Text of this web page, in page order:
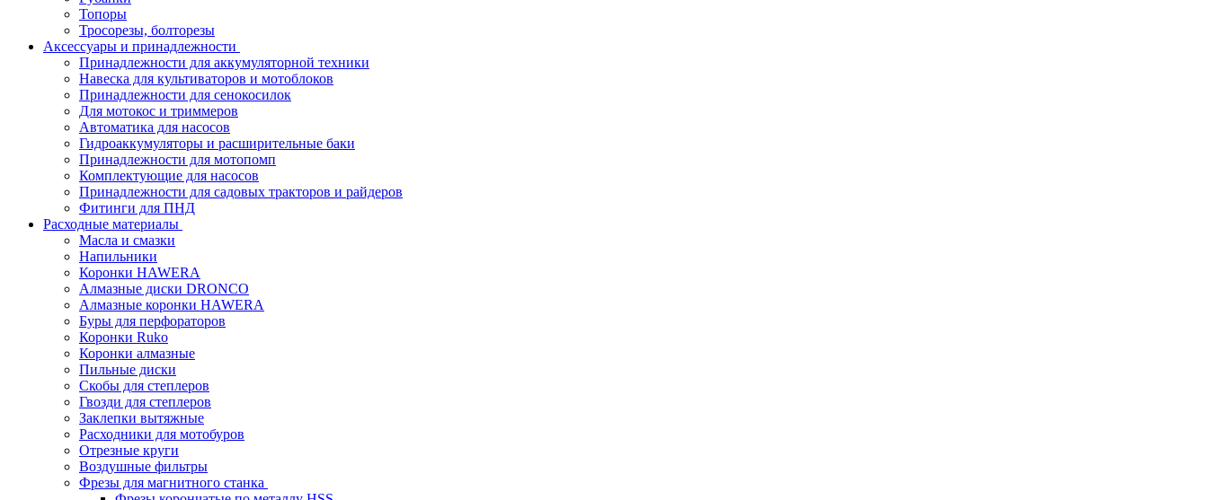
Топоры
Тросорезы, болторезы
Аксессуары и принадлежности
Принадлежности для аккумуляторной техники
Навеска для культиваторов и мотоблоков
Принадлежности для сенокосилок
Для мотокос и триммеров
Автоматика для насосов
Гидроаккумуляторы и расширительные баки
Принадлежности для мотопомп
Комплектующие для насосов
Принадлежности для садовых тракторов и райдеров
Фитинги для ПНД
Расходные материалы
Масла и смазки
Напильники
Коронки HAWERA
Алмазные диски DRONCO
Алмазные коронки HAWERA
Буры для перфораторов
Коронки Ruko
Коронки алмазные
Пильные диски
Скобы для степлеров
Гвозди для степлеров
Заклепки вытяжные
Расходники для мотобуров
Отрезные круги
Воздушные фильтры
Фрезы для магнитного станка